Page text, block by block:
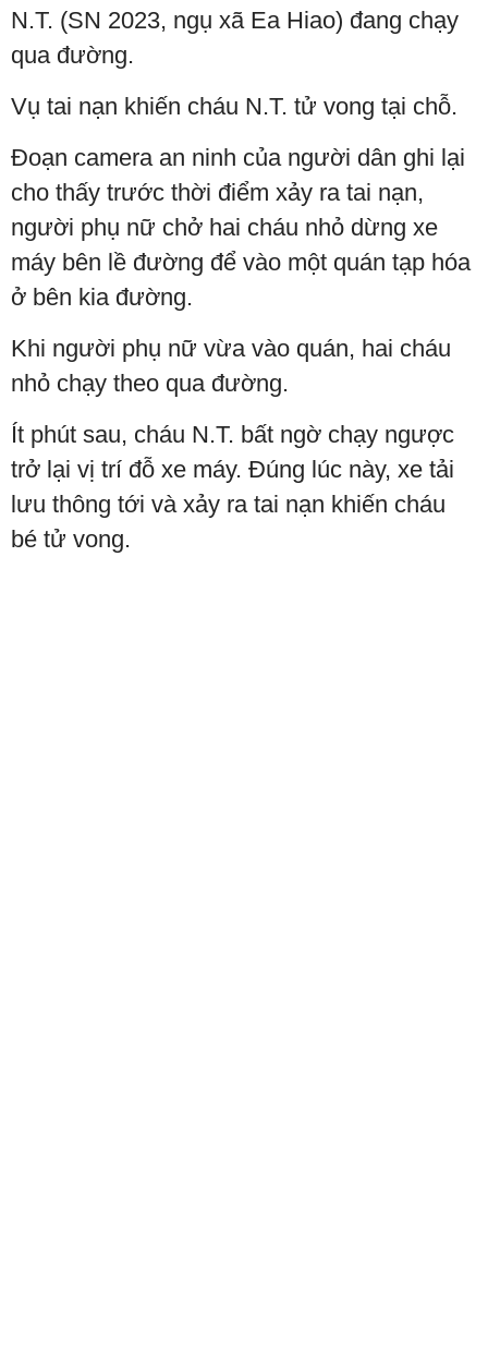
N.T. (SN 2023, ngụ xã Ea Hiao) đang chạy
qua đường.
Vụ tai nạn khiến cháu N.T. tử vong tại chỗ.
Đoạn camera an ninh của người dân ghi lại
cho thấy trước thời điểm xảy ra tai nạn,
người phụ nữ chở hai cháu nhỏ dừng xe
máy bên lề đường để vào một quán tạp hóa
ở bên kia đường.
Khi người phụ nữ vừa vào quán, hai cháu
nhỏ chạy theo qua đường.
Ít phút sau, cháu N.T. bất ngờ chạy ngược
trở lại vị trí đỗ xe máy. Đúng lúc này, xe tải
lưu thông tới và xảy ra tai nạn khiến cháu
bé tử vong.